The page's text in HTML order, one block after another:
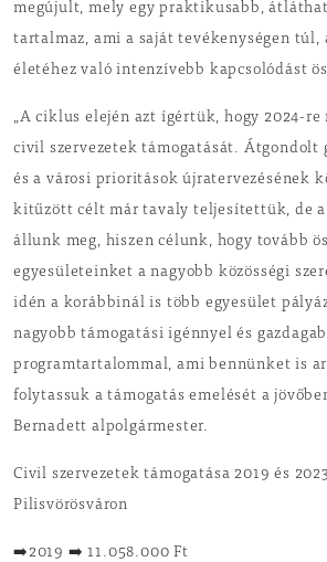
megújult, mely egy praktikusabb,
tartalmaz, ami a saját tevékenységen túl,
életéhez való intenzívebb kapcsolódást
„A ciklus elején azt ígértük, hogy 2024-re
civil szervezetek támogatását. Átgondolt
és a városi prioritások újratervezésének
kitűzött célt már tavaly teljesítettük, de
állunk meg, hiszen célunk, hogy tovább
egyesületeinket a nagyobb közösségi
idén a korábbinál is több egyesület
nagyobb támogatási igénnyel és
programtartalommal, ami bennünket is
folytassuk a támogatás emelését a
Bernadett alpolgármester.
Civil szervezetek támogatása 2019 és
Pilisvörösváron
➡️2019 ➡️ 11.058.000 Ft